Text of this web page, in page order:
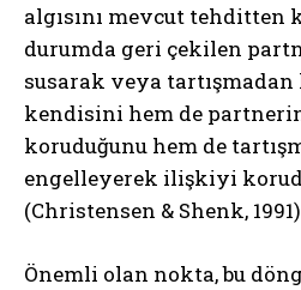
algısını mevcut tehditten
durumda geri çekilen
susarak veya tartışmadan
kendisini hem de
koruduğunu hem de
engelleyerek ilişkiyi
(Christensen & Shenk,
Önemli olan nokta, bu